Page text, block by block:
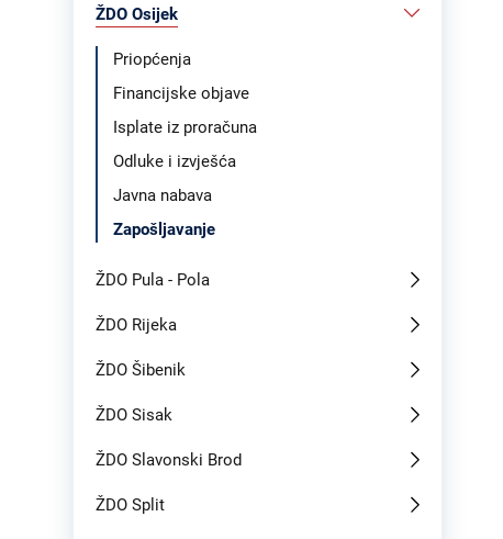
ŽDO Osijek
Priopćenja
Financijske objave
Isplate iz proračuna
Odluke i izvješća
Javna nabava
Zapošljavanje
ŽDO Pula - Pola
ŽDO Rijeka
ŽDO Šibenik
ŽDO Sisak
ŽDO Slavonski Brod
ŽDO Split